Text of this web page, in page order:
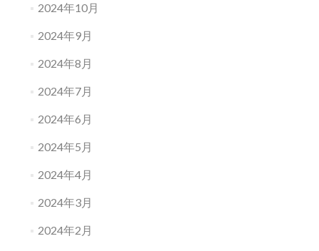
2024年10月
2024年9月
2024年8月
2024年7月
2024年6月
2024年5月
2024年4月
2024年3月
2024年2月